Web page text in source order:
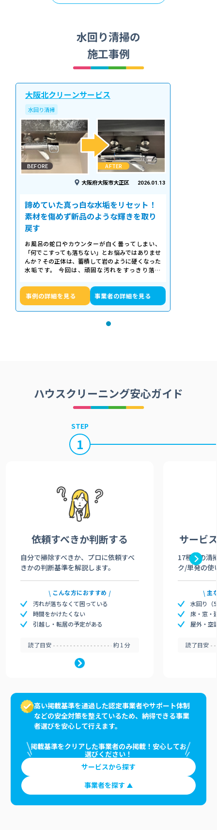
水回り清掃の
施工事例
大阪北クリーンサービス
水回り清掃
BEFORE AFTER
大阪府大阪市大正区 2026.01.13
諦めていた真っ白な水垢をリセット！
素材を傷めず新品のような輝きを取り
戻す
お風呂の蛇口やカウンターが白く曇ってしまい、
「何でこすっても落ちない」とお悩みではありませ
んか？その正体は、蓄積して岩のように硬くなった
水垢です。 今回は、頑固な汚れをすっきり落と
事例の詳細を見る 事業者の詳細を見る
ハウスクリーニング安心ガイド
STEP
1
依頼すべきか判断する
自分で掃除すべきか、プロに依頼すべ
きかの判断基準を解説します。
こんな方におすすめ
汚れが落ちなくて困っている
時間をかけたくない
引越し・転居の予定がある
読了目安 約1分
サービ
17種類の清
ク/単発の使
主
水回り（
床・窓・
屋外・空
読了目安
高い掲載基準を通過した認定事業者やサポート体制
などの安全対策を整えているため、納得できる事業
者選びを安心して行えます。
掲載基準をクリアした事業者のみ掲載！安心してお
選びください！
サービスから探す
事業者を探す